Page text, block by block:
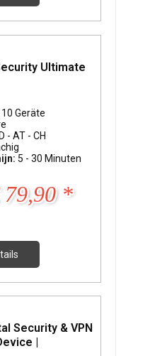
Ultimate
10 Geräte
- AT - CH
5 - 30 Minuten
79,90 *
Security & VPN
|